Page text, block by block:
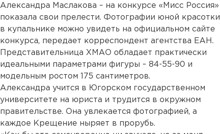
Александра Маслакова – на конкурсе «Мисс Россия»
показала свои прелести. Фотографии юной красотки
в купальнике можно увидеть на официальном сайте
конкурса, передает корреспондент агентства ЕАН.
Представительница ХМАО обладает практически
идеальными параметрами фигуры – 84-55-90 и
модельным ростом 175 сантиметров.
Александра учится в Югорском государственном
университете на юриста и трудится в окружном
правительстве. Она увлекается фотографией, а
каждое Крещение ныряет в прорубь.